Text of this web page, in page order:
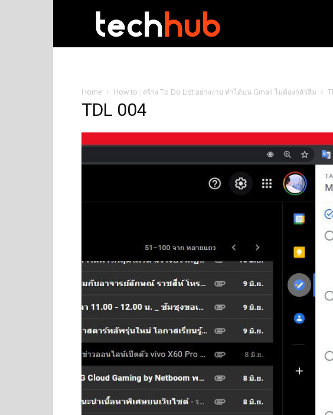
Home How to : สร้าง To Do List อย่างง่าย ทำได้บน Gmail ไม่ต้องกลัวลืม
TDL 004